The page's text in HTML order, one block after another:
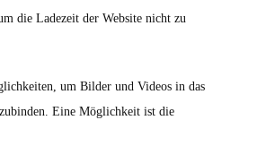
die Ladezeit der Website nicht zu
um Bilder und Videos in das
Eine Möglichkeit ist die